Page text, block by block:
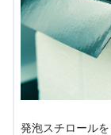
発泡スチロール